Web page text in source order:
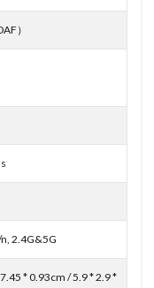
）
2.4G&5G
* 0.93cm / 5.9 * 2.9 *